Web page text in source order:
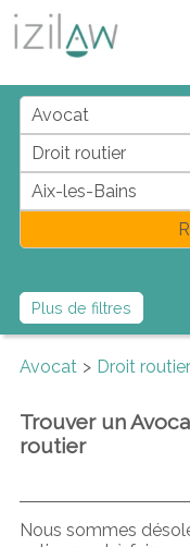
jdadi
fl
Plus de filtres
Avocat Droit routier
Trouver un
routier
Nous sommes